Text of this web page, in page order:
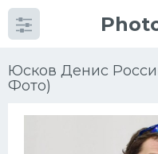
Юсков Денис
Фото)